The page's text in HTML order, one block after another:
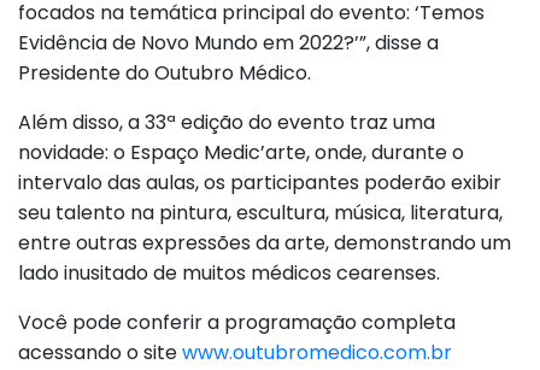
focados na temática principal do evento: ‘Temos
Evidência de Novo Mundo em 2022?’”, disse a
Presidente do Outubro Médico.
Além disso, a 33ª edição do evento traz uma
novidade: o Espaço Medic’arte, onde, durante o
intervalo das aulas, os participantes poderão exibir
seu talento na pintura, escultura, música, literatura,
entre outras expressões da arte, demonstrando um
lado inusitado de muitos médicos cearenses.
Você pode conferir a programação completa
acessando o sitewww.outubromedico.com.br